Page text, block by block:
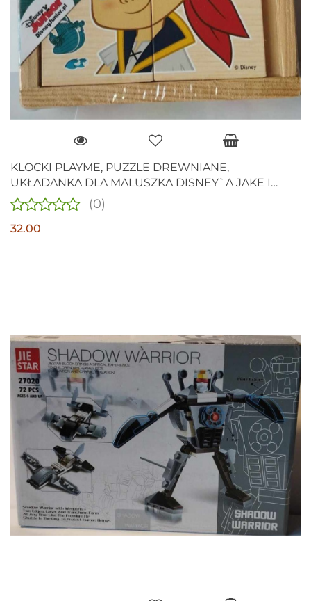
KLOCKI PLAYME, PUZZLE DREWNIANE,
UKŁADANKA DLA MALUSZKA DISNEY`A JAKE I
PIRACI Z NIBYLANDII
(0)
32.00